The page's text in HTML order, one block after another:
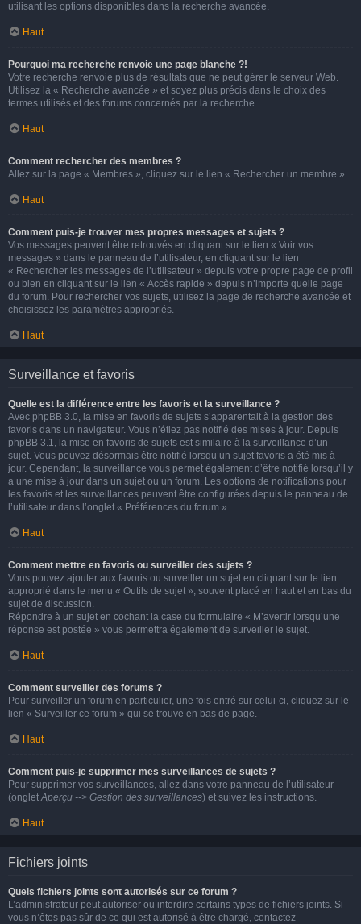
utilisant les options disponibles dans la recherche avancée.
Haut
Pourquoi ma recherche renvoie une page blanche ?!
Votre recherche renvoie plus de résultats que ne peut gérer le serveur Web.
Utilisez la « Recherche avancée » et soyez plus précis dans le choix des
termes utilisés et des forums concernés par la recherche.
Haut
Comment rechercher des membres ?
Allez sur la page « Membres », cliquez sur le lien « Rechercher un membre ».
Haut
Comment puis-je trouver mes propres messages et sujets ?
Vos messages peuvent être retrouvés en cliquant sur le lien « Voir vos
messages » dans le panneau de l’utilisateur, en cliquant sur le lien
« Rechercher les messages de l’utilisateur » depuis votre propre page de profil
ou bien en cliquant sur le lien « Accès rapide » depuis n’importe quelle page
du forum. Pour rechercher vos sujets, utilisez la page de recherche avancée et
choisissez les paramètres appropriés.
Haut
Surveillance et favoris
Quelle est la différence entre les favoris et la surveillance ?
Avec phpBB 3.0, la mise en favoris de sujets s’apparentait à la gestion des
favoris dans un navigateur. Vous n’étiez pas notifié des mises à jour. Depuis
phpBB 3.1, la mise en favoris de sujets est similaire à la surveillance d’un
sujet. Vous pouvez désormais être notifié lorsqu’un sujet favoris a été mis à
jour. Cependant, la surveillance vous permet également d’être notifié lorsqu’il y
a une mise à jour dans un sujet ou un forum. Les options de notifications pour
les favoris et les surveillances peuvent être configurées depuis le panneau de
l’utilisateur dans l’onglet « Préférences du forum ».
Haut
Comment mettre en favoris ou surveiller des sujets ?
Vous pouvez ajouter aux favoris ou surveiller un sujet en cliquant sur le lien
approprié dans le menu « Outils de sujet », souvent placé en haut et en bas du
sujet de discussion.
Répondre à un sujet en cochant la case du formulaire « M’avertir lorsqu’une
réponse est postée » vous permettra également de surveiller le sujet.
Haut
Comment surveiller des forums ?
Pour surveiller un forum en particulier, une fois entré sur celui-ci, cliquez sur le
lien « Surveiller ce forum » qui se trouve en bas de page.
Haut
Comment puis-je supprimer mes surveillances de sujets ?
Pour supprimer vos surveillances, allez dans votre panneau de l’utilisateur
(ongletAperçu --> Gestion des surveillances) et suivez les instructions.
Haut
Fichiers joints
Quels fichiers joints sont autorisés sur ce forum ?
L’administrateur peut autoriser ou interdire certains types de fichiers joints. Si
vous n’êtes pas sûr de ce qui est autorisé à être chargé, contactez